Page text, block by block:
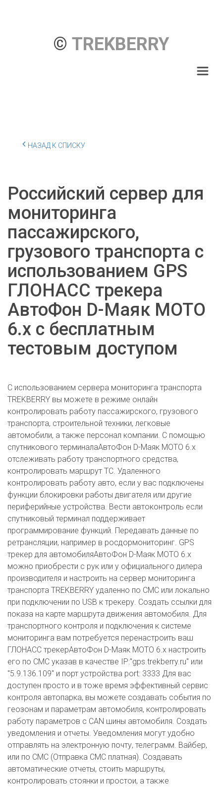
© TREKBERRY
НАЗАД К СПИСКУ
Российский сервер для
мониторинга
пассажирского,
грузового транспорта с
использованием GPS
ГЛОНАСС трекера
АвтоФон D-Маяк МОТО
6.x с бесплатным
тестовым доступом
С использованием сервера мониторинга транспорта
TREKBERRY вы можете в режиме онлайн
контролировать работу пассажирского, грузового
транспорта, строительной техники, легковые
автомобили, а также персонал компании. С помощью
спутникового терминалаАвтоФон D-Маяк МОТО 6.x
отслеживать работу транспортного средства,
контролировать маршрут ТС. Удаленного
контролировать работу авто, если у вас подключены
функции блокировки работы двигателя или другие
периферийные устройства. Вести автоконтроль если
спутниковый терминал поддерживает
программирование функций. Передавать данные по
ретрансляции, например в росдормониторинг. GPS
трекер для автомобиляАвтоФон D-Маяк МОТО 6.x
можно приобрести с рук или у официального дилера
производителя и настроить на сервер мониторинга
транспорта TREKBERRY удаленно по СМС или локально
при подключении по USB к трекеру. Создать ссылки для
показа на карте маршрута движения автомобиля. Для
транспортного контроля и подключения к системе
мониторинга вам потребуется перенастроить ваш
ГЛОНАСС трекерАвтоФон D-Маяк МОТО 6.x настроить
его по СМС указав в качестве IP:"gps.trekberry.ru" или
"5.9.136.109" и порт устройства port: 3333 Для вас
доступен просто и в тоже время эффективный сервис
контроля автопарка, вы можете создавать события по
геозонам и параметрам автомобиля, контролировать
работу параметров с CAN шины автомобиля. Создать
уведомления и отчеты. Уведомления могут удобно
отправлять на электронную почту, телеграмм. Вайбер,
или по СМС (Отправка СМС платная). Создавать
автоматические отчеты, стоить маршруты,
контролировать стоянки и простои, а также